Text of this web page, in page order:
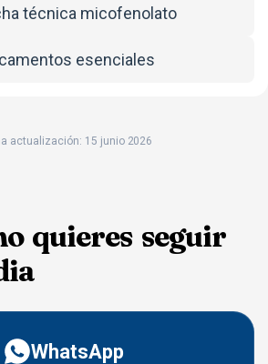
técnica micofenolato
esenciales
actualización: 15 junio 2026
quieres seguir
WhatsApp